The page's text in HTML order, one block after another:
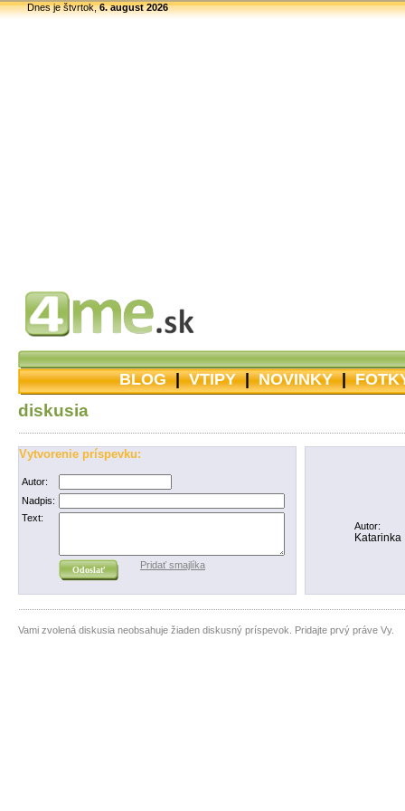
Dnes je štvrtok,6. august 2026
BLOG|VTIPY|NOVINKY|
diskusia
Vytvorenie príspevku:
Autor:
Nadpis:
Text:
Pridať smajlíka
Autor:
Katarinka
Vami zvolená diskusia neobsahuje žiaden diskusný príspevok. Pridajte prvý práve Vy.